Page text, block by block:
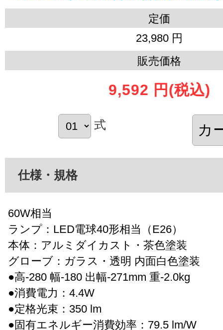
定価
23,980 円
販売価格
9,592 円 (税込)
式
仕様・規格
60W相当
ランプ：LED電球40形相当（E26）
本体：アルミダイカスト・茶色塗装
グローブ：ガラス・透明 内面白色塗装
●高-280 幅-180 出幅-271mm 重-2.0kg
●消費電力：4.4W
●定格光束：350 lm
●固有エネルギー消費効率：79.5 lm/W